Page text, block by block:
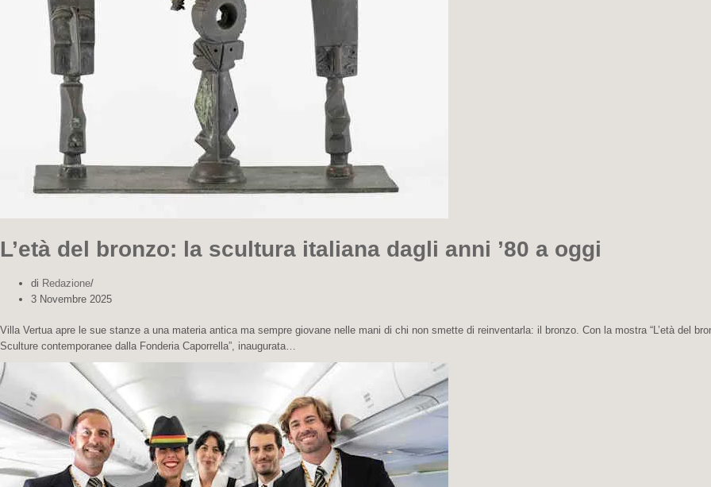
L’età del bronzo: la scultura italiana dagli anni ’80 a oggi
di Redazione
3 Novembre 2025
Villa Vertua apre le sue stanze a una materia antica ma sempre giovane nelle mani di chi non smette di reinventarla: il bronzo. Con la mostra “L’età del
Sculture contemporanee dalla Fonderia Caporrella”, inaugurata…